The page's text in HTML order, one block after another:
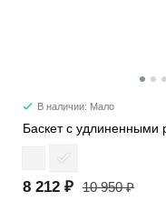
В наличии: Мало
8 212 ₽ 10 950 ₽